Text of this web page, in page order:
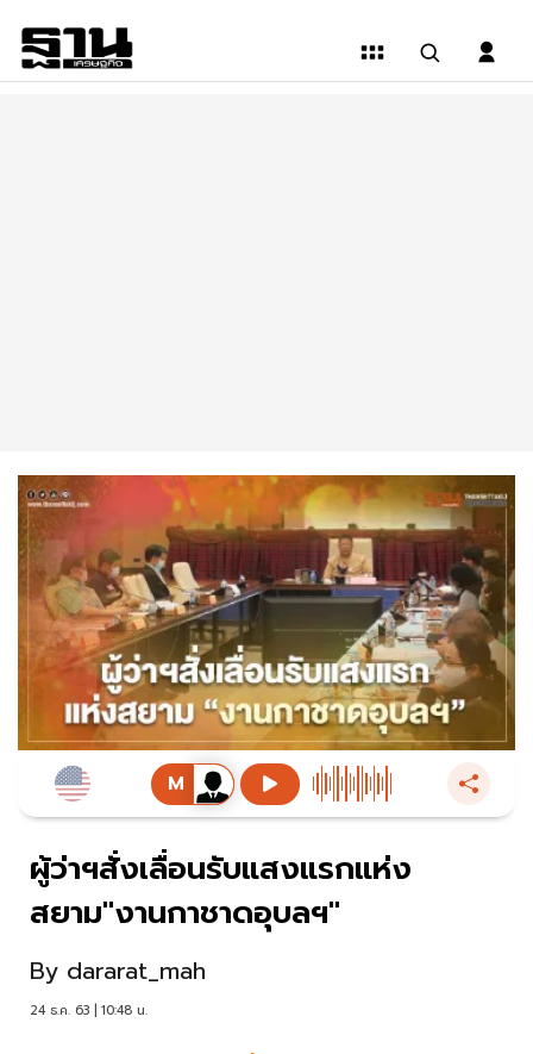
ผู้ว่าฯสั่งเลื่อนรับแสงแรกแห่ง
สยาม"งานกาชาดอุบลฯ"
By dararat_mah
24 ธ.ค. 63 | 10:48 น.